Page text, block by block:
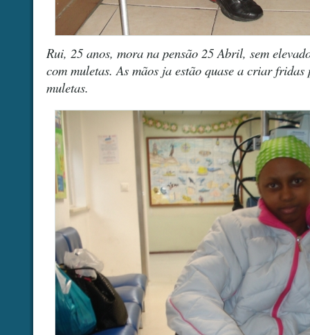
Rui, 25 anos, mora na pensão 25 Abril, sem
com muletas. As mãos ja estão quase a criar fridas
muletas.